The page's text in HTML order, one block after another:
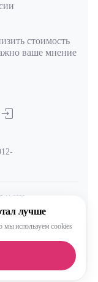
стоимость
ваше мнение
области
лучше
мы используем cookies